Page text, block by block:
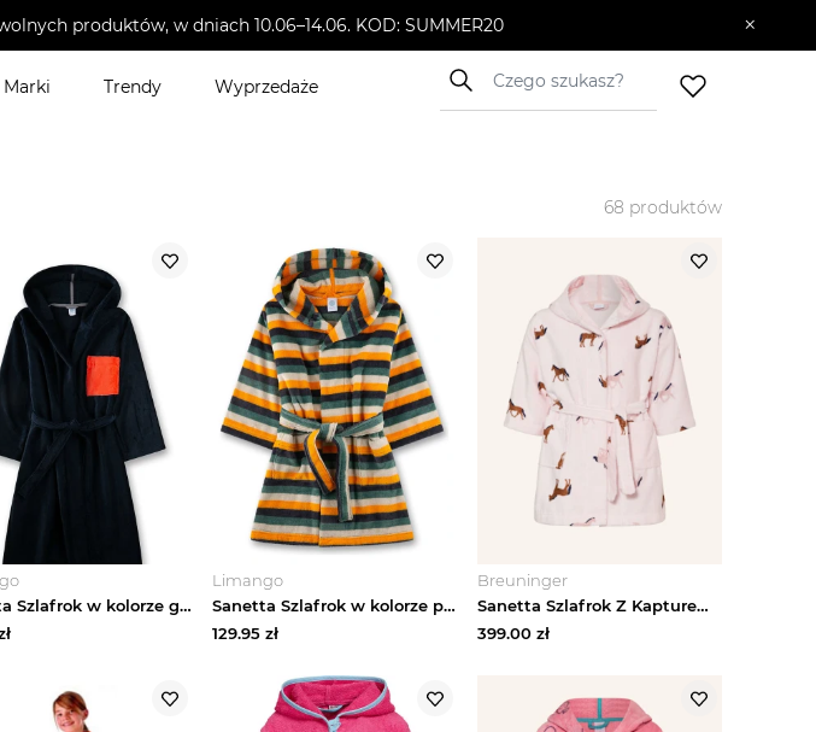
produktów, w dniach 10.06–14.06. KOD: SUMMER20 ×
Marki Trendy
Wyprzedaże
68 produktów
Sanetta Szlafrok w kolorze granatowym rozmiar: 152
Limango
Sanetta Szlafrok w kolorze pomarańczowo-zielonym rozmiar: 128
129.95 zł
Breuninger
Sanetta Szlafrok Z Kapturem rosa RÓŻOWY
399.00zł